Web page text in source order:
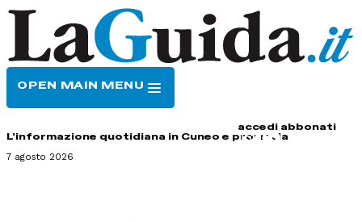
OPEN MAIN MENU
accedi abbonati
L'informazione quotidiana in Cuneo e provincia
7 agosto 2026